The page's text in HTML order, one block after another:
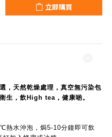
立即購買
，天然乾燥處理，真空無污染包
生，飲High tea，健康啲。
熱水沖泡，焗5-10分鐘即可飲